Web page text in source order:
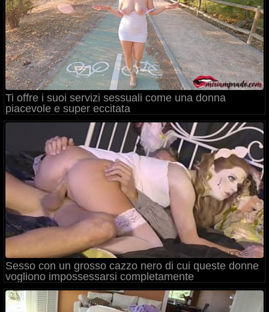
Ti offre i suoi servizi sessuali come una donna
piacevole e super eccitata
Sesso con un grosso cazzo nero di cui queste donne
vogliono impossessarsi completamente